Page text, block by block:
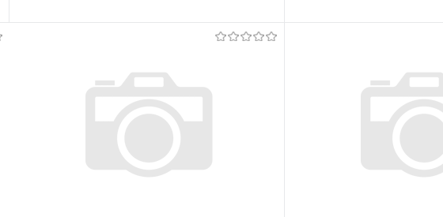
Купить в 1 клик
Сравнение
Под заказ
Купить в 1 клик